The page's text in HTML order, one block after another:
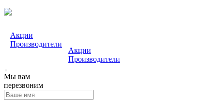
Акции
Производители
Акции
Производители
Мы вам
перезвоним